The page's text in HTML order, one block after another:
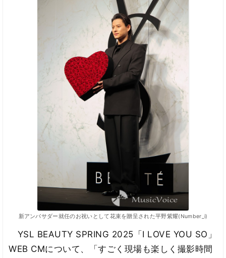
新アンバサダー就任のお祝いとして花束を贈呈された平野紫耀(Number_i)
YSL BEAUTY SPRING 2025「I LOVE YOU SO」
WEB CMについて、「すごく現場も楽しく撮影時間